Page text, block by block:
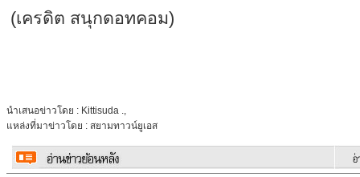
(เครดิต สนุกดอทคอม)
นำเสนอข่าวโดย : Kittisuda .,
แหล่งที่มาข่าวโดย : สยามทาวน์ยูเอส